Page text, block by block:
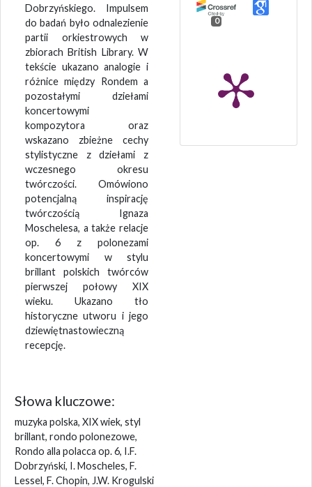
Dobrzyńskiego. Impulsem
do badań było odnalezienie
partii orkiestrowych w
zbiorach British Library. W
tekście ukazano analogie i
różnice między Rondem a
pozostałymi dziełami
koncertowymi
kompozytora oraz
wskazano zbieżne cechy
stylistyczne z dziełami z
wczesnego okresu
twórczości. Omówiono
potencjalną inspirację
twórczością Ignaza
Moschelesa, a także relacje
op. 6 z polonezami
koncertowymi w stylu
brillant polskich twórców
pierwszej połowy XIX
wieku. Ukazano tło
historyczne utworu i jego
dziewiętnastowieczną
recepcję.
Słowa kluczowe:
muzyka polska, XIX wiek, styl
brillant, rondo polonezowe,
Rondo alla polacca op. 6, I.F.
Dobrzyński, I. Moscheles, F.
Lessel, F. Chopin, J.W. Krogulski
0